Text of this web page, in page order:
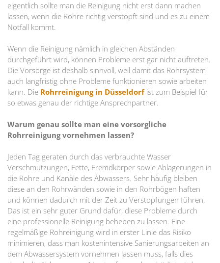
eigentlich sollte man die Reinigung nicht erst dann machen
lassen, wenn die Rohre richtig verstopft sind und es zu einem
Notfall kommt.
Wenn die Reinigung nämlich in gleichen Abständen
durchgeführt wird, können Probleme erst gar nicht auftreten.
Die Vorsorge ist deshalb sinnvoll, weil damit das Rohrsystem
auch langfristig ohne Probleme funktionieren sowie arbeiten
kann. Die Rohrreinigung in Düsseldorfist zum Beispiel für
so etwas genau der richtige Ansprechpartner.
Warum genau sollte man eine vorsorgliche
Rohrreinigung vornehmen lassen?
Jeden Tag geraten durch das verbrauchte Wasser
Verschmutzungen, Fette, Fremdkörper sowie Ablagerungen in
die Rohre und Kanäle des Abwassers. Sehr häufig bleiben
diese an den Rohrwänden sowie in den Rohrbögen haften
und können dadurch mit der Zeit zu Verstopfungen führen.
Das ist ein sehr guter Grund dafür, diese Probleme durch
eine professionelle Reinigung beheben zu lassen. Eine
regelmäßige Rohreinigung wird in erster Linie das Risiko
minimieren, dass man kostenintensive Sanierungsarbeiten an
dem Abwassersystem vornehmen lassen muss, falls dies